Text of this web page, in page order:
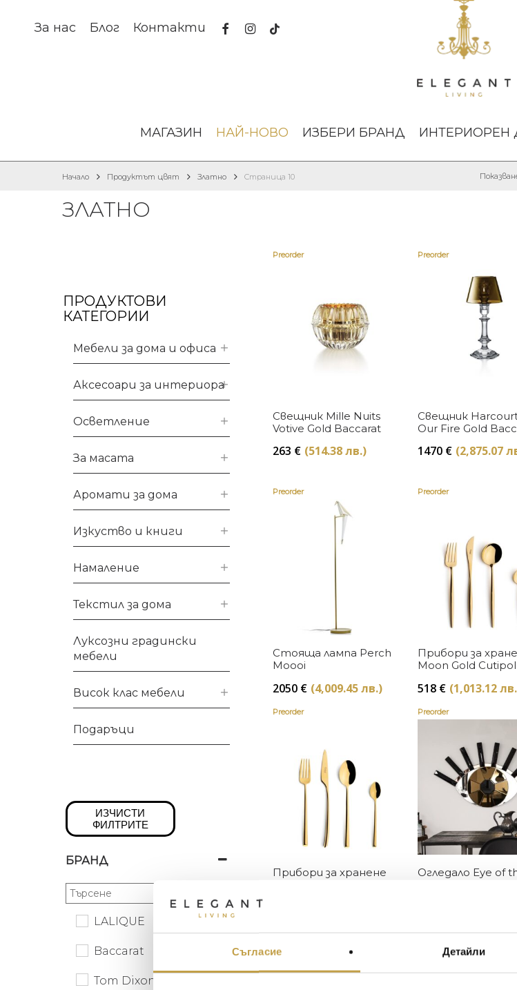
Съгласие Детайли
За нас Блог Контакти facebookinstagram
tiktok
МАГАЗИН НАЙ-НОВО ИЗБЕРИ БРАНД ИНТЕРИОРЕН
ЗЛАТНО
Начало Продуктът цвят Златно Страница 10
ПРОДУКТОВИ
КАТЕГОРИИ
Мебели за дома и офиса
Аксесоари за интериора
Осветление
За масата
Аромати за дома
Изкуство и книги
Намаление
Текстил за дома
Луксозни градински
мебели
Висок клас мебели
Подаръци
ИЗЧИСТИ
ФИЛТРИТЕ
БРАНД
LALIQUE
Baccarat
Tom Dixon
Preorder
Купи
Свещник Mille Nuits
Votive Gold Baccarat
263 € (514.38 лв.)
Preorder
Купи
Свещник
Our Fire Gold
1470 € (2,875.07
Preorder
Купи
Стояща лампа Perch
Moooi
2050 € (4,009.45 лв.)
Preorder
Купи
Прибори за
Moon Gold Cutipol
518 € (1,013.12
Preorder
Купи
Прибори за хранене
Preorder
Купи
Огледало Eye of
Preorder Preorder